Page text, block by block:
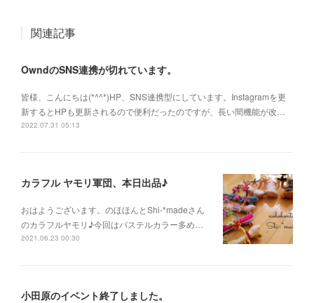
関連記事
OwndのSNS連携が切れています。
皆様、こんにちは(*^^*)HP、SNS連携型にしています。Instagramを更
新するとHPも更新されるので便利だったのですが、長い間機能が改…
2022.07.31 05:13
カラフル ヤモリ軍団、本日出品♪
おはようございます。のほほんとShi-*madeさん
のカラフルヤモリ♪今回はパステルカラー多め…
2021.06.23 00:30
小田原のイベント終了しました。